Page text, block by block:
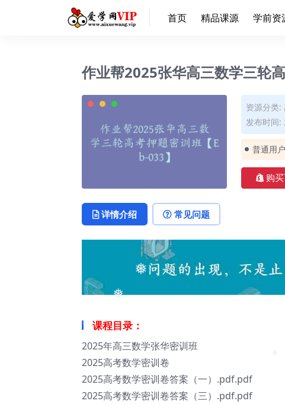
❅
首页 精品课源 学前资
作业帮2025张华高三数学三轮
资源分类:
发布时间:
普通用
购
详情介绍 常见问题
课程目录：
2025年高三数学张华密训班
2025高考数学密训卷
2025高考数学密训卷答案（一）.pdf.pdf
2025高考数学密训卷答案（三）.pdf.pdf